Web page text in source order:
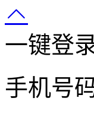
一键登
手机号